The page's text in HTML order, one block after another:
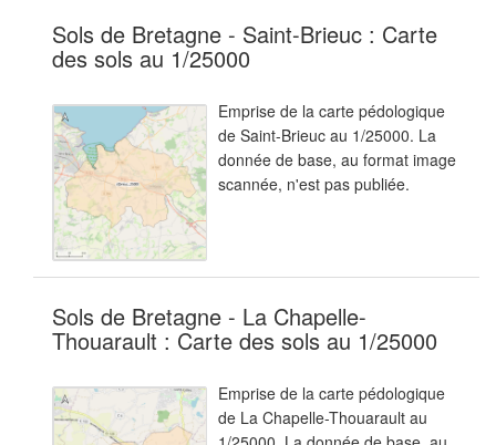
Sols de Bretagne - Saint-Brieuc : Carte
des sols au 1/25000
Emprise de la carte pédologique
de Saint-Brieuc au 1/25000. La
donnée de base, au format image
scannée, n'est pas publiée.
Sols de Bretagne - La Chapelle-
Thouarault : Carte des sols au 1/25000
Emprise de la carte pédologique
de La Chapelle-Thouarault au